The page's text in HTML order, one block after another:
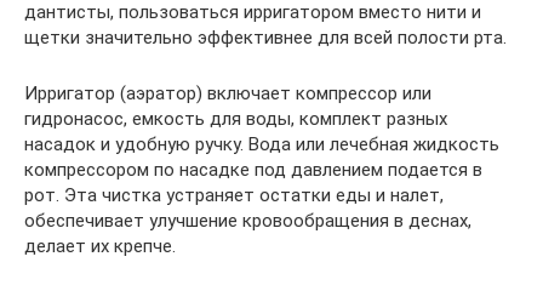
дантисты, пользоваться ирригатором вместо нити и
щетки значительно эффективнее для всей полости рта.
Ирригатор (аэратор) включает компрессор или
гидронасос, емкость для воды, комплект разных
насадок и удобную ручку. Вода или лечебная жидкость
компрессором по насадке под давлением подается в
рот. Эта чистка устраняет остатки еды и налет,
обеспечивает улучшение кровообращения в деснах,
делает их крепче.